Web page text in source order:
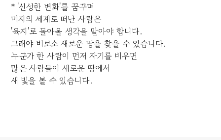
* '신성한 변화'를 꿈꾸며
미지의 세계로 떠난 사람은
'육지'로 돌아올 생각을 말아야 합니다.
그래야 비로소 새로운 땅을 찾을 수 있습니다.
누군가 한 사람이 먼저 자기를 비우면
많은 사람들이 새로운 땅에서
새 빛을 볼 수 있습니다.